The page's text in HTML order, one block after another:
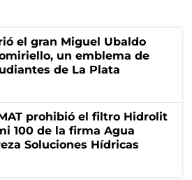
el gran Miguel Ubaldo
un emblema de
de La Plata
prohibió el filtro Hidrolit
100 de la firma Agua
Soluciones Hídricas